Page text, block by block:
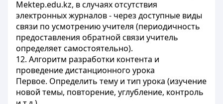
Mektep.edu.kz, в случаях отсутствия
электронных журналов - через доступные виды
связи по усмотрению учителя (периодичность
предоставления обратной связи учитель
определяет самостоятельно).
12. Алгоритм разработки контента и
проведение дистанционного урока
Первое. Определить тему и тип урока (изучение
новой темы, повторение, углубление, контроль